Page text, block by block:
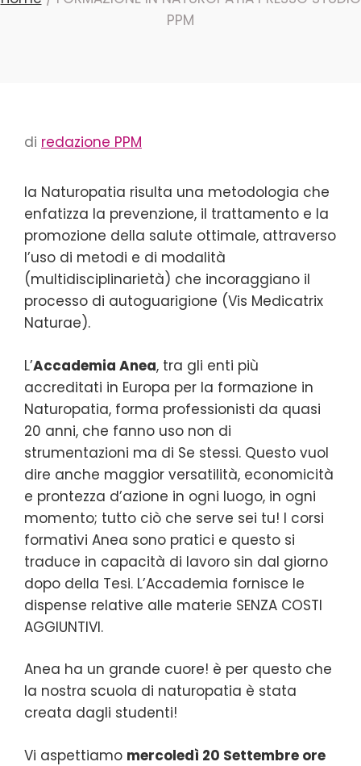
PPM
di redazione PPM
la Naturopatia risulta una metodologia che
enfatizza la prevenzione, il trattamento e la
promozione della salute ottimale, attraverso
l’uso di metodi e di modalità
(multidisciplinarietà) che incoraggiano il
processo di autoguarigione (Vis Medicatrix
Naturae).
L’Accademia Anea, tra gli enti più
accreditati in Europa per la formazione in
Naturopatia, forma professionisti da quasi
20 anni, che fanno uso non di
strumentazioni ma di Se stessi. Questo vuol
dire anche maggior versatilità, economicità
e prontezza d’azione in ogni luogo, in ogni
momento; tutto ciò che serve sei tu! I corsi
formativi Anea sono pratici e questo si
traduce in capacità di lavoro sin dal giorno
dopo della Tesi. L’Accademia fornisce le
dispense relative alle materie SENZA COSTI
AGGIUNTIVI.
Anea ha un grande cuore! è per questo che
la nostra scuola di naturopatia è stata
creata dagli studenti!
Vi aspettiamo mercoledì 20 Settembre ore